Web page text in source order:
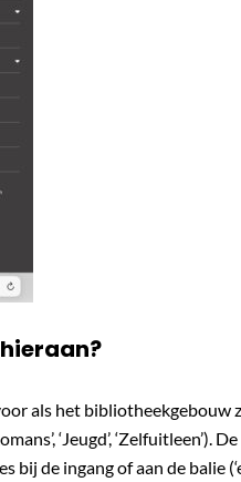
als het bibliotheekgebouw
‘Jeugd’,
bij de ingang of aan de balie